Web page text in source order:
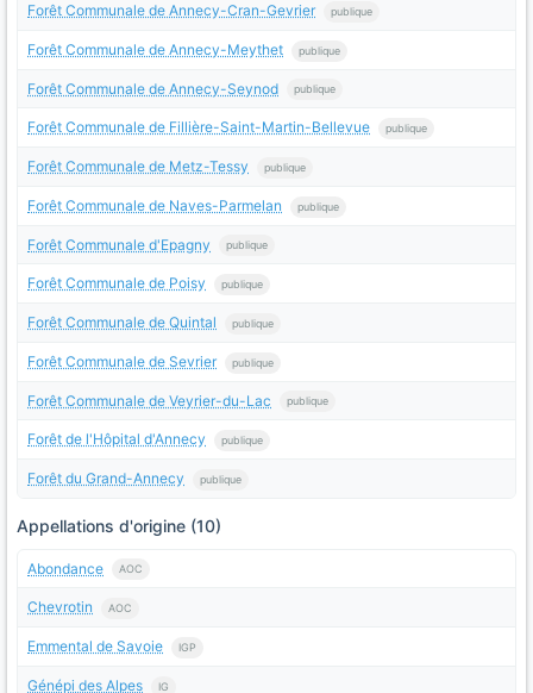
Forêt Communale de Annecy-Cran-Gevrier publique
Forêt Communale de Annecy-Meythet publique
Forêt Communale de Annecy-Seynod publique
Forêt Communale de Fillière-Saint-Martin-Bellevue publique
Forêt Communale de Metz-Tessy publique
Forêt Communale de Naves-Parmelan publique
Forêt Communale d'Epagny publique
Forêt Communale de Poisy publique
Forêt Communale de Quintal publique
Forêt Communale de Sevrier publique
Forêt Communale de Veyrier-du-Lac publique
Forêt de l'Hôpital d'Annecy publique
Forêt du Grand-Annecy publique
Appellations d'origine (10)
Abondance AOC
Chevrotin AOC
Emmental de Savoie IGP
Génépi des Alpes IG